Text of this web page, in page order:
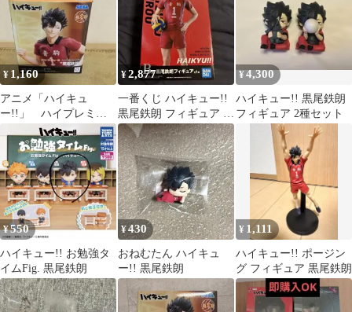
¥ 1,160
アニメ「ハイキュ
ー!!」 ハイプレミア
ムフィギュア“黒尾鉄
¥2,877
一番くじ ハイキュー!!
黒尾鉄朗 フィギュア B
賞
¥4,300
ハイキュー!! 黒尾鉄朗
フィギュア 2種セット
¥550
ハイキュー!! お勉強タ
イムFig. 黒尾鉄朗
¥430
おねむたん ハイキュ
ー!! 黒尾鉄朗
¥ 1,111
ハイキュー!! ポージン
グ フィギュア 黒尾鉄朗